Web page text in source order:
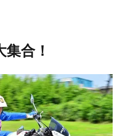
合！